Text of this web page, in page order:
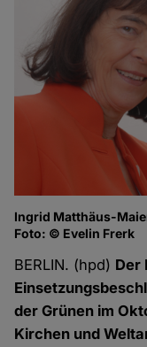
Ingrid Matthäus-
Foto: © Evelin Frerk
BERLIN. (hpd) Der
der Grünen im
Kirchen und